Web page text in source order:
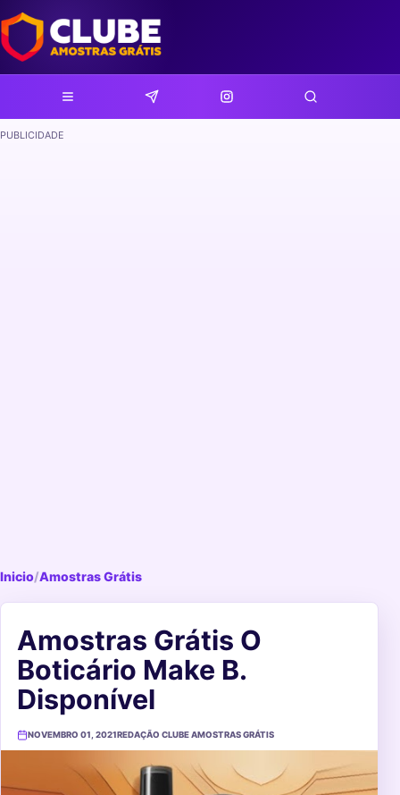
PUBLICIDADE
Inicio/Amostras Grátis
Amostras Grátis O
Boticário Make B.
Disponível
NOVEMBRO 01, 2021REDAÇÃO CLUBE AMOSTRAS GRÁTIS